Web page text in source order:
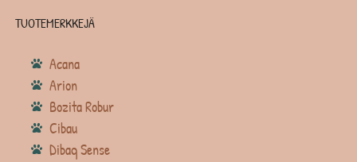
TUOTEMERKKEJÄ
Acana
Arion
Bozita Robur
Cibau
Dibaq Sense